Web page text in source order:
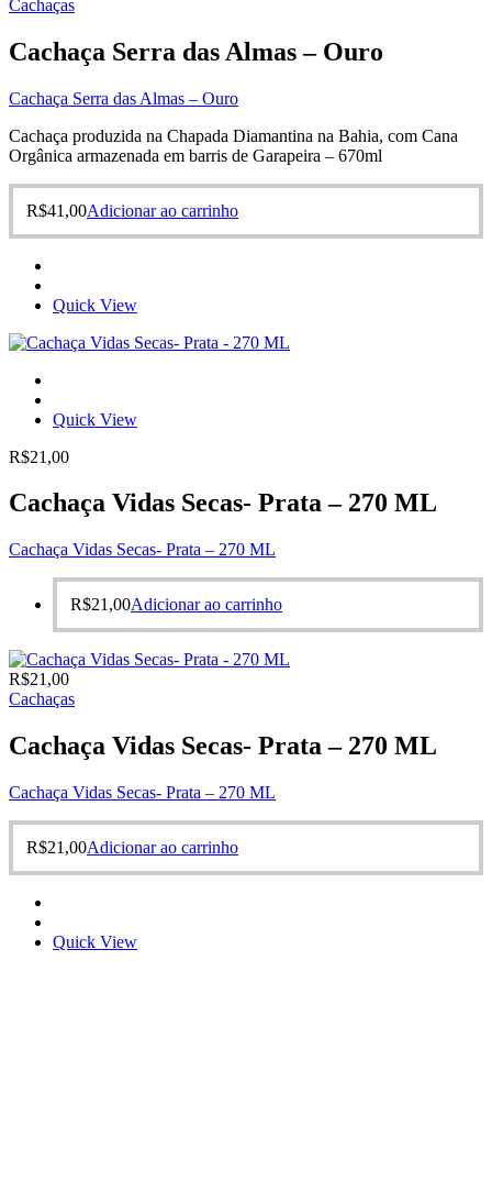
Cachaças
Cachaça Serra das Almas – Ouro
Cachaça Serra das Almas – Ouro
Cachaça produzida na Chapada Diamantina na Bahia, com Cana
Orgânica armazenada em barris de Garapeira – 670ml
R$41,00Adicionar ao carrinho
Quick View
Quick View
R$21,00
Cachaça Vidas Secas- Prata – 270 ML
Cachaça Vidas Secas- Prata – 270 ML
R$21,00Adicionar ao carrinho
R$21,00
Cachaças
Cachaça Vidas Secas- Prata – 270 ML
Cachaça Vidas Secas- Prata – 270 ML
R$21,00Adicionar ao carrinho
Quick View